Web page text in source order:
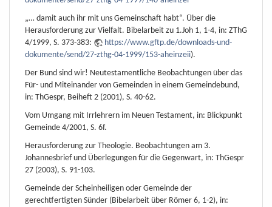
„… damit auch ihr mit uns Gemeinschaft habt“. Über die
Herausforderung zur Vielfalt. Bibelarbeit zu 1.Joh 1, 1-4, in: ZThG
4/1999, S. 373-383:
https://www.gftp.de/downloads-und-
dokumente/send/27-zthg-04-1999/153-aheinzeii).
Der Bund sind wir! Neutestamentliche Beobachtungen über das
Für- und Miteinander von Gemeinden in einem Gemeindebund,
in: ThGespr, Beiheft 2 (2001), S. 40-62.
Vom Umgang mit Irrlehrern im Neuen Testament, in: Blickpunkt
Gemeinde 4/2001, S. 6f.
Herausforderung zur Theologie. Beobachtungen am 3.
Johannesbrief und Überlegungen für die Gegenwart, in: ThGespr
27 (2003), S. 91-103.
Gemeinde der Scheinheiligen oder Gemeinde der
gerechtfertigten Sünder (Bibelarbeit über Römer 6, 1-2), in: